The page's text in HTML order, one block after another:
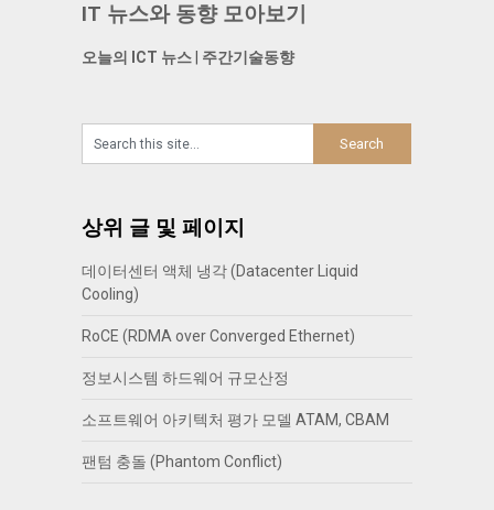
IT 뉴스와 동향 모아보기
오늘의 ICT 뉴스| 주간기술동향
상위 글 및 페이지
데이터센터 액체 냉각 (Datacenter Liquid
Cooling)
RoCE (RDMA over Converged Ethernet)
정보시스템 하드웨어 규모산정
소프트웨어 아키텍처 평가 모델 ATAM, CBAM
팬텀 충돌 (Phantom Conflict)